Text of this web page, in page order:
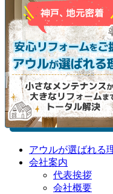
アウルが選ばれる
会社案内
代表挨拶
会社概要